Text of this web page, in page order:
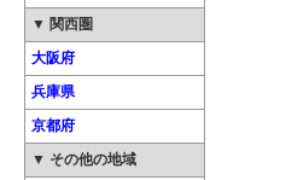
▼ 関西圏
大阪府
兵庫県
京都府
▼ その他の地域